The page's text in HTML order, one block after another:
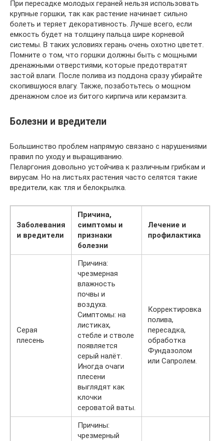
При пересадке молодых гераней нельзя использовать
крупные горшки, так как растение начинает сильно
болеть и теряет декоративность. Лучше всего, если
емкость будет на толщину пальца шире корневой
системы. В таких условиях герань очень охотно цветет.
Помните о том, что горшки должны быть с мощными
дренажными отверстиями, которые предотвратят
застой влаги. После полива из поддона сразу убирайте
скопившуюся влагу. Также, позаботьтесь о мощном
дренажном слое из битого кирпича или керамзита.
Болезни и вредители
Большинство проблем напрямую связано с нарушениями
правил по уходу и выращиванию.
Пеларгония довольно устойчива к различным грибкам и
вирусам. Но на листьях растения часто селятся такие
вредители, как тля и белокрылка.
Заболевания
и вредители
Причина,
симптомы и
признаки
болезни
Лечение и
профилактика
Серая
плесень
Причина:
чрезмерная
влажность
почвы и
воздуха.
Симптомы: на
листиках,
стебле и стволе
появляется
серый налёт.
Иногда очаги
плесени
выглядят как
клочки
сероватой ваты.
Корректировка
полива,
пересадка,
обработка
Фундазолом
или Сапролем.
Причины:
чрезмерный